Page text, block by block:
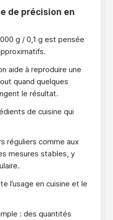
de précision en
g / 0,1 g est pensée
aide à reproduire une
quand quelques
le résultat.
de cuisine qui
réguliers comme aux
mesures stables, y
l’usage en cuisine et le
: des quantités